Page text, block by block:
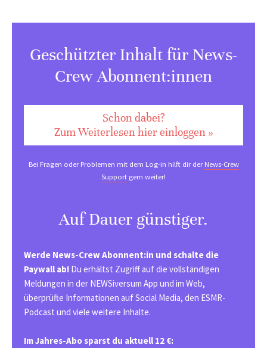
Geschützter Inhalt für News-
Crew Abonnent:innen
Schon dabei?
Zum Weiterlesen hier einloggen »
Bei Fragen oder Problemen mit dem Log-in hilft dir derNews-Crew
Support gern weiter!
Auf Dauer günstiger.
Werde News-Crew Abonnent:in und schalte die
Paywall ab! Du erhältst Zugriff auf die vollständigen
Meldungen in der NEWSiversum App und im Web,
überprüfte Informationen auf Social Media, den ESMR-
Podcast und viele weitere Inhalte.
Im Jahres-Abo sparst du aktuell 12 €: